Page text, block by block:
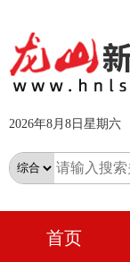
2026年8月8日星期六
首页